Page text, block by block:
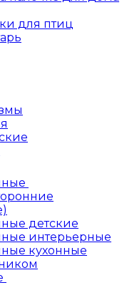
для птиц
детские
интерьерные
кухонные